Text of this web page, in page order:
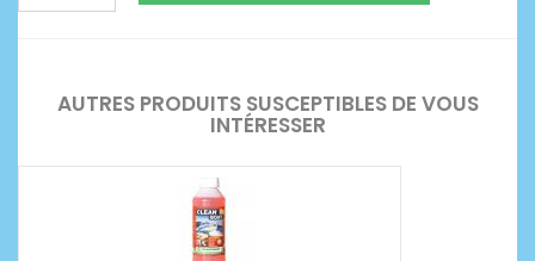
AUTRES PRODUITS SUSCEPTIBLES DE VOUS
INTÉRESSER